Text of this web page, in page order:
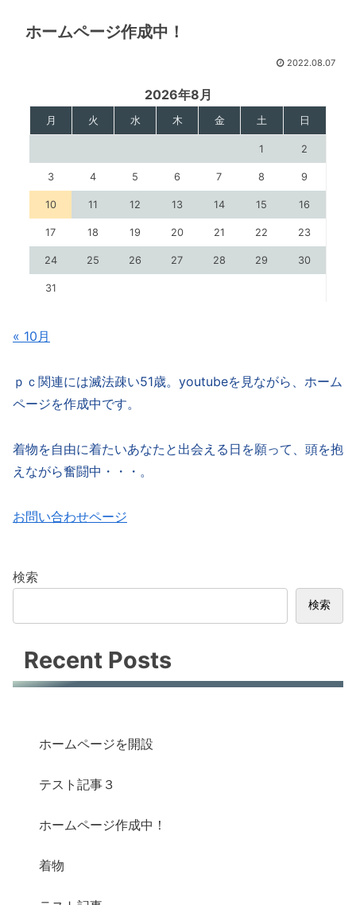
ホームページ作成中！
2022.08.07
2026年8月
月 火 水 木 金 土 日
1 2
3 4 5 6 7 8 9
10 11 12 13 14 15 16
17 18 19 20 21 22 23
24 25 26 27 28 29 30
31
« 10月
ｐｃ関連には滅法疎い51歳。youtubeを見ながら、ホーム
ページを作成中です。
着物を自由に着たいあなたと出会える日を願って、頭を抱
えながら奮闘中・・・。
お問い合わせページ
検索
検索
Recent Posts
ホームページを開設
テスト記事３
ホームページ作成中！
着物